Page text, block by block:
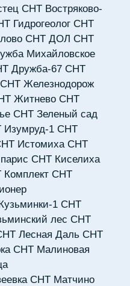
СНТ Востряково-
Гидрогеолог СНТ
СНТ ДОЛ СНТ
Михайловское
Дружба-67 СНТ
СНТ Железнодорож
Житнево СНТ
СНТ Зеленый сад
1 СНТ
Истомиха СНТ
СНТ Киселиха
СНТ
1 СНТ
лес СНТ
Лесная Даль СНТ
СНТ Малиновая
СНТ Матчино